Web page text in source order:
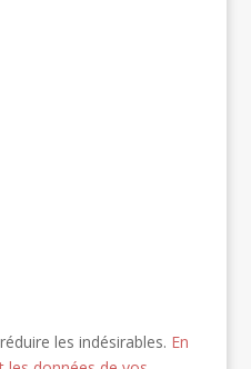
les indésirables. En